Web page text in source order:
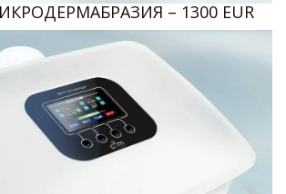
– 1300 EUR